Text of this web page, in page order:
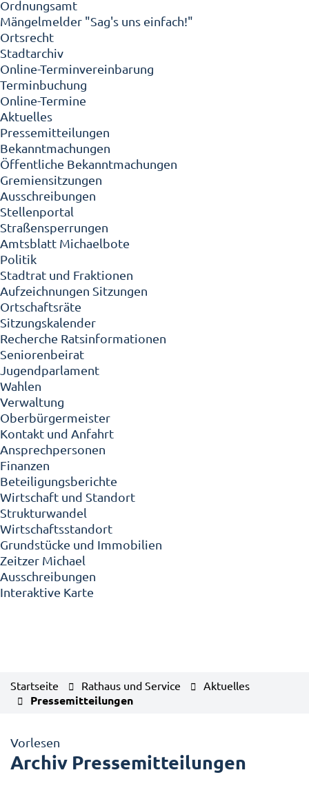
Ordnungsamt
Mängelmelder "Sag's uns einfach!"
Ortsrecht
Stadtarchiv
Online-Terminvereinbarung
Terminbuchung
Online-Termine
Aktuelles
Pressemitteilungen
Bekanntmachungen
Öffentliche Bekanntmachungen
Gremiensitzungen
Ausschreibungen
Stellenportal
Straßensperrungen
Amtsblatt Michaelbote
Politik
Stadtrat und Fraktionen
Aufzeichnungen Sitzungen
Ortschaftsräte
Sitzungskalender
Recherche Ratsinformationen
Seniorenbeirat
Jugendparlament
Wahlen
Verwaltung
Oberbürgermeister
Kontakt und Anfahrt
Ansprechpersonen
Finanzen
Beteiligungsberichte
Wirtschaft und Standort
Strukturwandel
Wirtschaftsstandort
Grundstücke und Immobilien
Zeitzer Michael
Ausschreibungen
Interaktive Karte
Startseite Rathaus und Service Aktuelles
Pressemitteilungen
Vorlesen
Archiv Pressemitteilungen